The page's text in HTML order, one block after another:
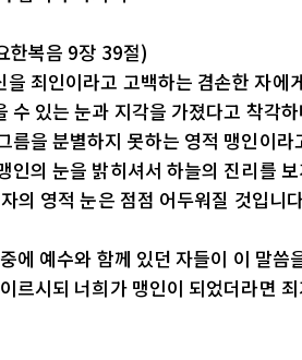
한복음 9장 39절)
을 죄인이라고 고백하는 겸손한 자
수 있는 눈과 지각을 가졌다고 착각
름을 분별하지 못하는 영적 맹인이
인의 눈을 밝히셔서 하늘의 진리를
의 영적 눈은 점점 어두워질 것입니
에 예수와 함께 있던 자들이 이 말씀
르시되 너희가 맹인이 되었더라면